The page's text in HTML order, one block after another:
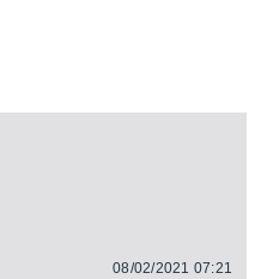
08/02/2021 07:21